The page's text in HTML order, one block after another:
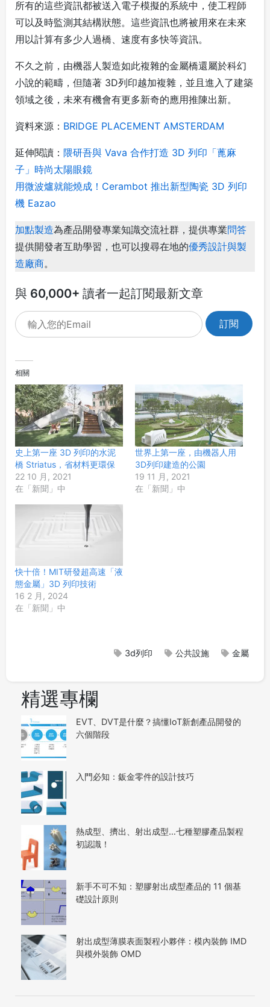
所有的這些資訊都被送入電子模擬的系統中，使工程師
可以及時監測其結構狀態。這些資訊也將被用來在未來
用以計算有多少人過橋、速度有多快等資訊。
不久之前，由機器人製造如此複雜的金屬橋還屬於科幻
小說的範疇，但隨著 3D列印越加複雜，並且進入了建築
領域之後，未來有機會有更多新奇的應用推陳出新。
資料來源： BRIDGE PLACEMENT AMSTERDAM
延伸閱讀： 隈研吾與 Vava 合作打造 3D 列印「蓖麻
子」時尚太陽眼鏡
用微波爐就能燒成！Cerambot 推出新型陶瓷 3D 列印
機 Eazao
加點製造為產品開發專業知識交流社群，提供專業問答
提供開發者互助學習，也可以搜尋在地的優秀設計與製
造廠商。
與 60,000+ 讀者一起訂閱最新文章
相關
史上第一座 3D 列印的水泥
橋 Striatus，省材料更環保
22 10 月, 2021
在「新聞」中
世界上第一座，由機器人用
3D列印建造的公園
19 11 月, 2021
在「新聞」中
快十倍！MIT研發超高速「液
態金屬」3D 列印技術
16 2 月, 2024
在「新聞」中
3d列印 公共設施 金屬
精選專欄
EVT、DVT是什麼？搞懂IoT新創產品開發的
六個階段
入門必知：鈑金零件的設計技巧
熱成型、擠出、射出成型…七種塑膠產品製程
初認識！
新手不可不知：塑膠射出成型產品的 11 個基
礎設計原則
射出成型薄膜表面製程小夥伴：模內裝飾 IMD
與模外裝飾 OMD